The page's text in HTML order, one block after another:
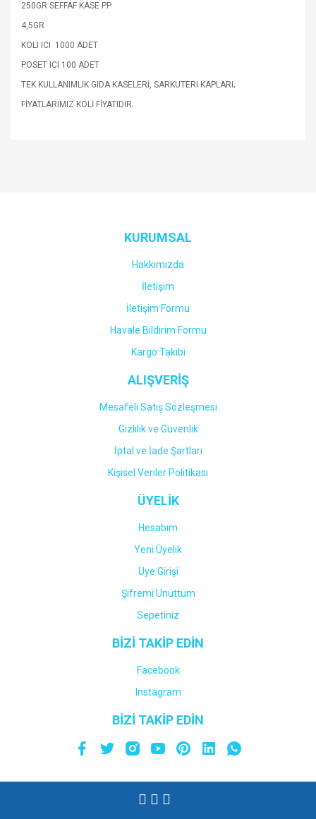
250GR SEFFAF KASE PP
4,5GR
KOLI ICI 1000 ADET
POSET ICI 100 ADET
TEK KULLANIMLIK GIDA KASELERİ, SARKUTERI KAPLARI;
FİYATLARIMIZ KOLİ FİYATIDIR.
KURUMSAL
Hakkımızda
İletişim
İletişim Formu
Havale Bildirim Formu
Kargo Takibi
ALIŞVERİŞ
Mesafeli Satış Sözleşmesi
Gizlilik ve Güvenlik
İptal ve İade Şartları
Kişisel Veriler Politikası
ÜYELİK
Hesabım
Yeni Üyelik
Üye Girişi
Şifremi Unuttum
Sepetiniz
BİZİ TAKİP EDİN
Facebook
Instagram
BİZİ TAKİP EDİN